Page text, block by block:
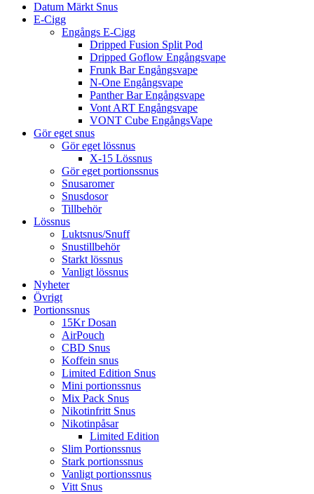
Datum Märkt Snus
E-Cigg
Engångs E-Cigg
Dripped Fusion Split Pod
Dripped Goflow Engångsvape
Frunk Bar Engångsvape
N-One Engångsvape
Panther Bar Engångsvape
Vont ART Engångsvape
VONT Cube EngångsVape
Gör eget snus
Gör eget lössnus
X-15 Lössnus
Gör eget portionssnus
Snusaromer
Snusdosor
Tillbehör
Lössnus
Luktsnus/Snuff
Snustillbehör
Starkt lössnus
Vanligt lössnus
Nyheter
Övrigt
Portionssnus
15Kr Dosan
AirPouch
CBD Snus
Koffein snus
Limited Edition Snus
Mini portionssnus
Mix Pack Snus
Nikotinfritt Snus
Nikotinpåsar
Limited Edition
Slim Portionssnus
Stark portionssnus
Vanligt portionssnus
Vitt Snus